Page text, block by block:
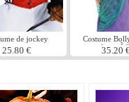
de jockey
25.80 €
Costume
35.20